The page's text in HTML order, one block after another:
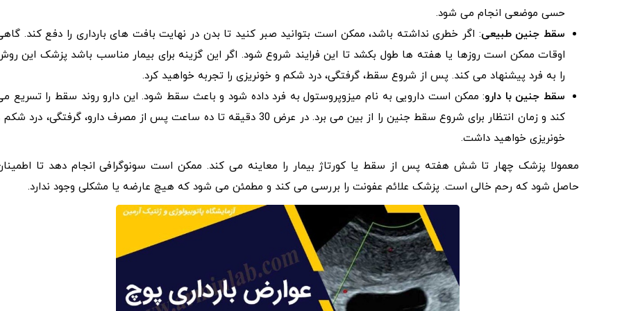
حسی موضعی انجام می شود.
سقط جنین طبیعی: اگر خطری نداشته باشد، ممکن است بتوانید صبر کنید تا بدن در نهایت بافت های بارداری را دفع کند.
اوقات ممکن است روزها یا هفته ها طول بکشد تا این فرایند شروع شود. اگر این گزینه برای بیمار مناسب باشد پزشک این
را به فرد پیشنهاد می کند. پس از شروع سقط، گرفتگی، درد شکم و خونریزی را تجربه خواهید کرد.
سقط جنین با دارو: ممکن است دارویی به نام میزوپروستول به فرد داده شود و باعث سقط شود. این دارو روند سقط را تسریع
کند و زمان انتظار برای شروع سقط جنین را از بین می برد. در عرض 30 دقیقه تا ده ساعت پس از مصرف دارو، گرفتگی، درد
خونریزی خواهید داشت.
معمولا پزشک چهار تا شش هفته پس از سقط یا کورتاژ بیمار را معاینه می کند. ممکن است سونوگرافی انجام دهد تا
حاصل شود که رحم خالی است. پزشک علائم عفونت را بررسی می کند و مطمئن می شود که هیچ عارضه یا مشکلی وجود ندارد.